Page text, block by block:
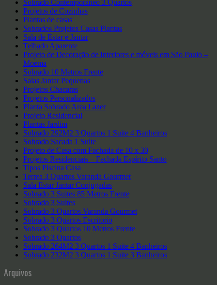
Sobrado Contemporâneo 3 Quartos
Projetos de Cozinhas
Plantas de casas
Sobrados Projetos Casas Plantas
Sala de Estar e Jantar
Telhado Aparente
Projeto de Decoração de Interiores e móveis em São Paulo –
Moema
Sobrado 10 Metros Frente
Salas Jantar Pequenas
Projetos Chacaras
Projetos Personalizados
Planta Sobrado Area Lazer
Projeto Residencial
Plantas Jardim
Sobrado 292M2 3 Quartos 1 Suite 4 Banheiros
Sobrado Sacada 1 Suite
Projeto de Casa com Fachada de 10 x 30
Projetos Residenciais – Fachada Espírito Santo
Tipos Piscina Casa
Terrea 3 Quartos Varanda Gourmet
Sala Estar Jantar Conjugadas
Sobrado 3 Suites 85 Metros Frente
Sobrado 3 Suites
Sobrado 3 Quartos Varanda Gourmet
Sobrado 3 Quartos Escritorio
Sobrado 3 Quartos 10 Metros Frente
Sobrado 3 Quartos
Sobrado 264M2 3 Quartos 1 Suite 4 Banheiros
Sobrado 232M2 3 Quartos 1 Suite 3 Banheiros
Arquivos